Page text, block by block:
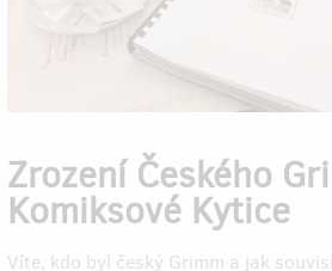
Zrození Českého
Komiksové Kytice
Víte, kdo byl český Grimm a jak